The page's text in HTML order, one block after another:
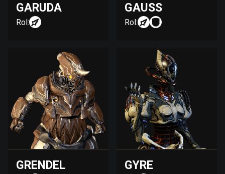
GARUDA
Rol:
GAUSS
Rol:
GRENDEL GYRE